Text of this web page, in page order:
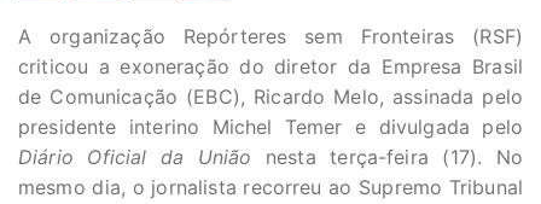
A organização Repórteres sem Fronteiras (RSF)
criticou a exoneração do diretor da Empresa Brasil
de Comunicação (EBC), Ricardo Melo, assinada pelo
presidente interino Michel Temer e divulgada pelo
Diário Oficial da União nesta terça-feira (17). No
mesmo dia, o jornalista recorreu ao Supremo Tribunal